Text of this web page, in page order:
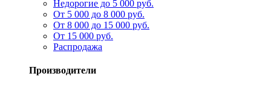
Недорогие до 5 000 руб.
От 5 000 до 8 000 руб.
От 8 000 до 15 000 руб.
От 15 000 руб.
Распродажа
Производители